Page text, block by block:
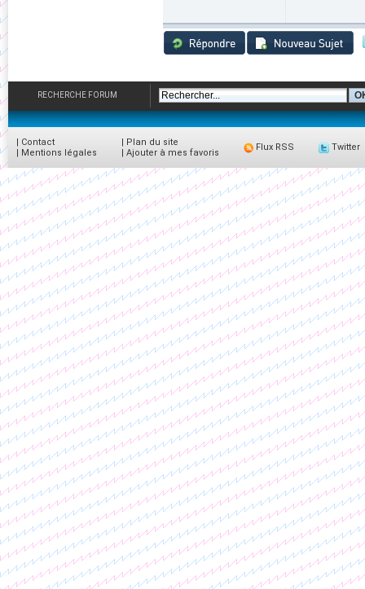
RECHERCHE FORUM
| Contact
| Mentions légales
| Plan du site
| Ajouter à mes favoris
Flux RSS Twitter